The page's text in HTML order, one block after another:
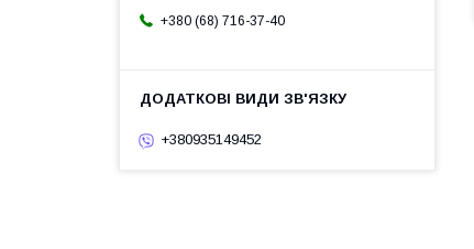
+380 (68) 716-37-40
+380935149452